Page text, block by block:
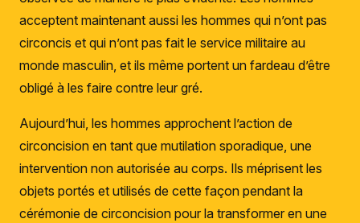
acceptent maintenant aussi les hommes qui n’ont pas
circoncis et qui n’ont pas fait le service militaire au
monde masculin, et ils même portent un fardeau d’être
obligé à les faire contre leur gré.
Aujourd’hui, les hommes approchent l’action de
circoncision en tant que mutilation sporadique, une
intervention non autorisée au corps. Ils méprisent les
objets portés et utilisés de cette façon pendant la
cérémonie de circoncision pour la transformer en une